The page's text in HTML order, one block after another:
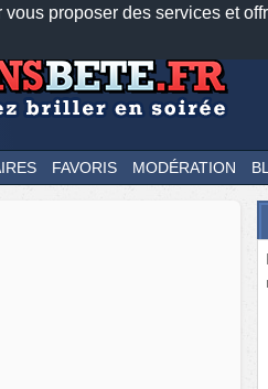
proposer des services et
mobiles Newsletter
FAVORIS MODÉRATION